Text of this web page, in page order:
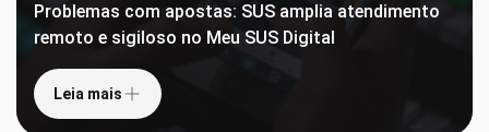
Problemas com apostas: SUS amplia atendimento
remoto e sigiloso no Meu SUS Digital
Leia mais
Anvisa proíbe lote falsificado de suplemento
ômega-3 e interdita lotes de repelentes